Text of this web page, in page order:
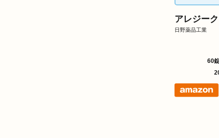
アレジー
日野薬品工業
60